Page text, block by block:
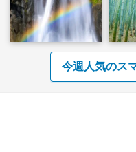
今週人気のス